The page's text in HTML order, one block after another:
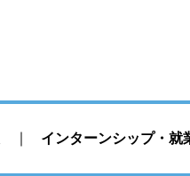
インターンシップ・就